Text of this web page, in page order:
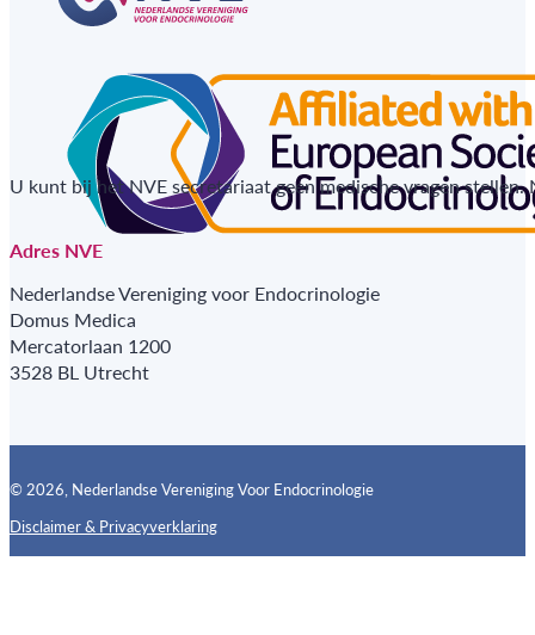
U kunt bij het NVE secretariaat geen medische vragen
Adres NVE
Nederlandse Vereniging voor Endocrinologie
Domus Medica
Mercatorlaan 1200
3528 BL Utrecht
© 2026, Nederlandse Vereniging Voor Endocrinologie
Disclaimer & PrivacyverklaringFollow us on X